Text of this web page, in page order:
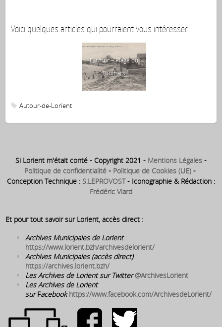
Voici quelques articles qui pourraient vous intéresser...
Autour-de-Lorient
Si Lorient m'était conté - Copyright 2021 - Mentions Légales -
Politique de confidentialité - Politique de Cookies (UE) -
Conception Technique : S.LEPROVOST- Iconographie & Rédaction :
Frédéric Viard
Et pour tout savoir sur Lorient, accès direct :
Archives Municipales de Lorient
https://www.lorient.bzh/archivesdelorient/
Archives Municipales (accès direct):
https://archives.lorient.bzh/
Les Archives de Lorient sur Twitter @ArchivesLorient
Les Archives de Lorient
sur Facebook https://www.facebook.com/ArchivesdeLorient/